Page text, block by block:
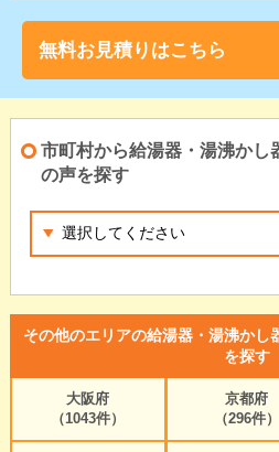
無料お見積りはこちら
市町村から給湯器・湯沸かし
の声を探す
その他のエリアの給湯器・湯沸かし
を探す
大阪府
（1043件）
京都府
（296件）